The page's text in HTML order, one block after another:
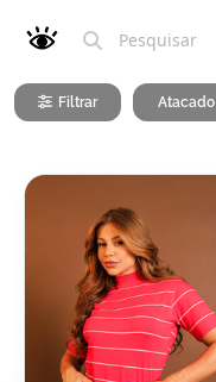
Filtrar Atacado